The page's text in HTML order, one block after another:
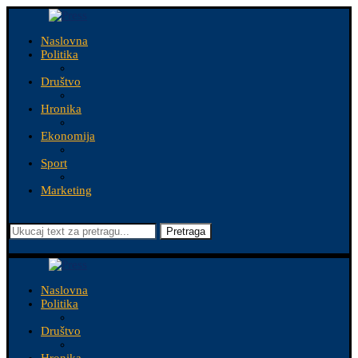
Naslovna
Politika
Društvo
Hronika
Ekonomija
Sport
Marketing
Pretraga
Naslovna
Politika
Društvo